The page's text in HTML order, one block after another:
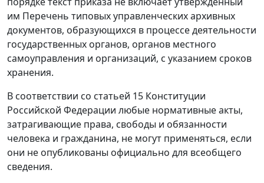
им Перечень типовых управленческих архивных
документов, образующихся в процессе деятельности
государственных органов, органов местного
самоуправления и организаций, с указанием сроков
хранения.
В соответствии со статьей 15 Конституции
Российской Федерации любые нормативные акты,
затрагивающие права, свободы и обязанности
человека и гражданина, не могут применяться, если
они не опубликованы официально для всеобщего
сведения.